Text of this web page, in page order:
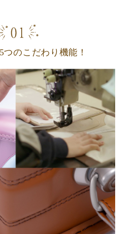
のこだわり機能！